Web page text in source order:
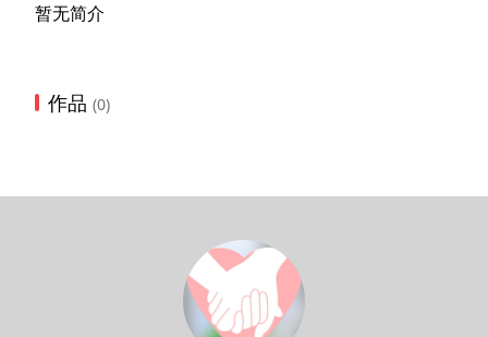
暂无简介
作品 (0)